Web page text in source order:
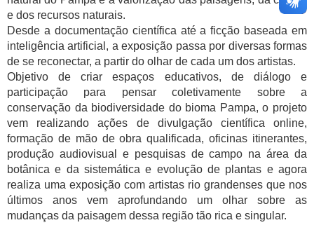
e dos recursos naturais.
Desde a documentação científica até a ficção baseada em
inteligência artificial, a exposição passa por diversas formas
de se reconectar, a partir do olhar de cada um dos artistas.
Objetivo de criar espaços educativos, de diálogo e
participação para pensar coletivamente sobre a
conservação da biodiversidade do bioma Pampa, o projeto
vem realizando ações de divulgação científica online,
formação de mão de obra qualificada, oficinas itinerantes,
produção audiovisual e pesquisas de campo na área da
botânica e da sistemática e evolução de plantas e agora
realiza uma exposição com artistas rio grandenses que nos
últimos anos vem aprofundando um olhar sobre as
mudanças da paisagem dessa região tão rica e singular.